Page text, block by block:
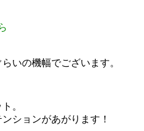
いの機幅でございます。
。
ションがあがります！